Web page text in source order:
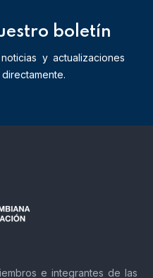
boletín
y actualizaciones
e integrantes de las